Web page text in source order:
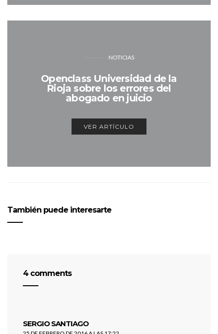
NOTICIAS
Openclass Universidad de la
Rioja sobre los errores del
abogado en juicio
VER ARTÍCULO
También puede interesarte
4 comments
SERGIO SANTIAGOdice: